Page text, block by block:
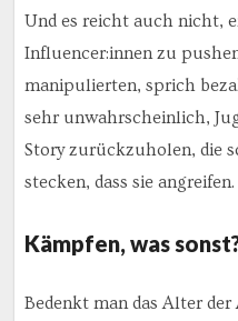
Und es reicht auch nicht,
Influencer:innen zu
manipulierten, sprich
sehr unwahrscheinlich,
Story zurückzuholen, die
stecken, dass sie angreifen.
Kämpfen, was
Bedenkt man das Alter